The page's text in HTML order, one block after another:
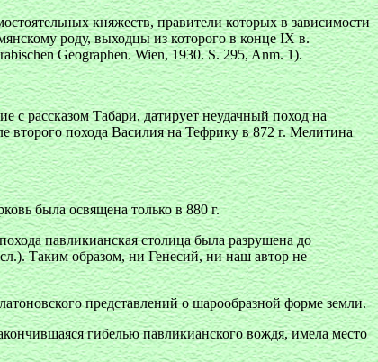
княжеств, правители которых в зависимости
роду, выходцы из которого в конце IX в.
Geographen. Wien, 1930. S. 295, Anm. 1).
с рассказом Табари, датирует неудачный поход на
второго похода Василия на Тефрику в 872 г. Мелитина
была освящена только в 880 г.
павликианская столица была разрушена до
Таким образом, ни Генесий, ни наш автор не
представлений о шарообразной форме земли.
гибелью павликианского вождя, имела место